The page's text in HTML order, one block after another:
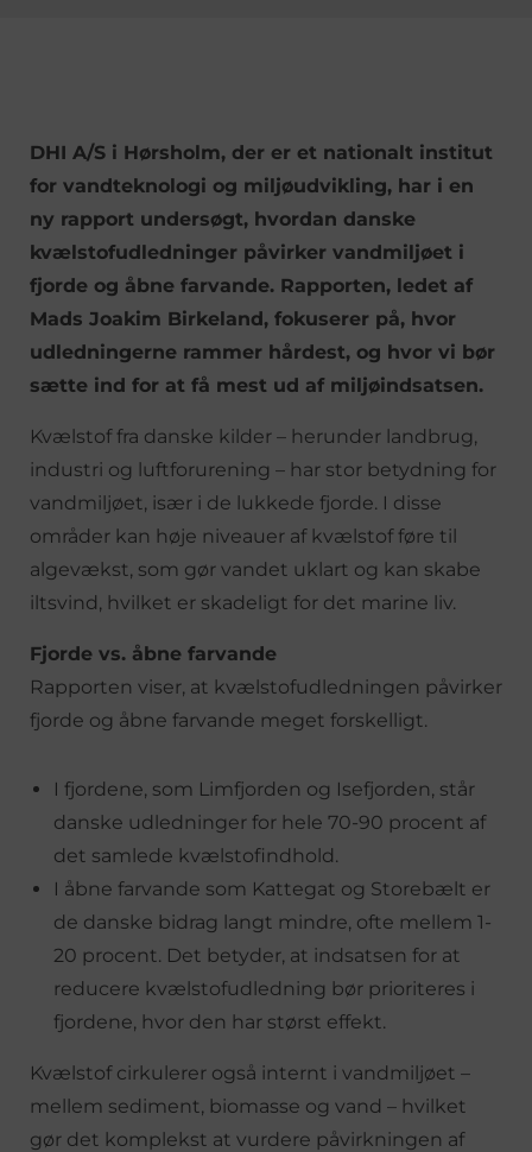
DHI A/S i Hørsholm, der er et nationalt institut
for vandteknologi og miljøudvikling, har i en
ny rapport undersøgt, hvordan danske
kvælstofudledninger påvirker vandmiljøet i
fjorde og åbne farvande. Rapporten, ledet af
Mads Joakim Birkeland, fokuserer på, hvor
udledningerne rammer hårdest, og hvor vi bør
sætte ind for at få mest ud af miljøindsatsen.
Kvælstof fra danske kilder – herunder landbrug,
industri og luftforurening – har stor betydning for
vandmiljøet, især i de lukkede fjorde. I disse
områder kan høje niveauer af kvælstof føre til
algevækst, som gør vandet uklart og kan skabe
iltsvind, hvilket er skadeligt for det marine liv.
Fjorde vs. åbne farvande
Rapporten viser, at kvælstofudledningen påvirker
fjorde og åbne farvande meget forskelligt.
I fjordene, som Limfjorden og Isefjorden, står
danske udledninger for hele 70-90 procent af
det samlede kvælstofindhold.
I åbne farvande som Kattegat og Storebælt er
de danske bidrag langt mindre, ofte mellem 1-
20 procent. Det betyder, at indsatsen for at
reducere kvælstofudledning bør prioriteres i
fjordene, hvor den har størst effekt.
Kvælstof cirkulerer også internt i vandmiljøet –
mellem sediment, biomasse og vand – hvilket
gør det komplekst at vurdere påvirkningen af